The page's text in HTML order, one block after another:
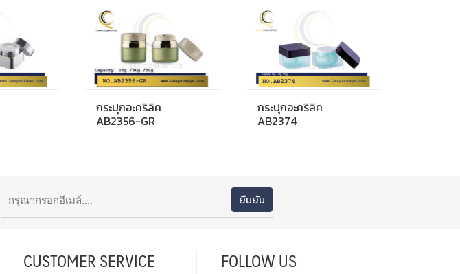
กระปุกอะคริลิค
AB2356-GR
กระปุกอะคริลิค
AB2374
CUSTOMER SERVICE FOLLOW US